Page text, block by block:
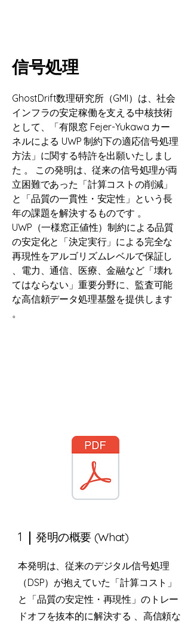
信号処理​
GhostDrift数理研究所（GMI）は、社会
インフラの安定稼働を支える中核技術
として、「有限窓 Fejer-Yukawa カー
ネルによる UWP 制約下の適応信号処理
方法」に関する特許を出願いたしまし
た 。 この発明は、従来の信号処理が両
立困難であった「計算コストの削減」
と「品質の一貫性・安定性」という長
年の課題を解決するものです 。
UWP（一様窓正値性）制約による品質
の安定化と「決定実行」による完全な
再現性をアルゴリズムレベルで保証し
、電力、通信、医療、金融など「壊れ
てはならない」重要分野に、監査可能
な高信頼データ処理基盤を提供します
。
1 発明の概要 (What)
本発明は、従来のデジタル信号処理
（DSP）が抱えていた「計算コスト」
と「品質の安定性・再現性」のトレー
ドオフを抜本的に解決する 、高信頼な